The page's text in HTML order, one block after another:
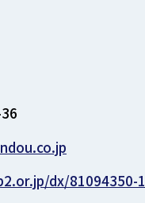
dx/81094350-1